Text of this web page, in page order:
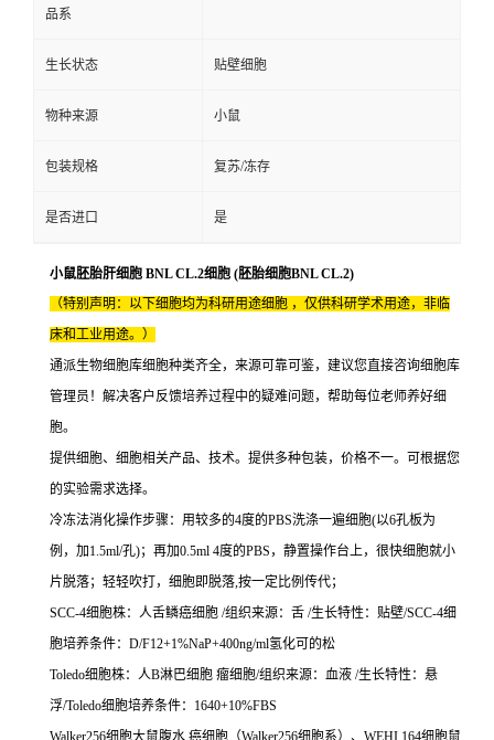
品系
生长状态 贴壁细胞
物种来源 小鼠
包装规格 复苏/冻存
是否进口 是
小鼠胚胎肝细胞 BNL CL.2细胞 (胚胎细胞BNL CL.2)
（特别声明：以下细胞均为科研用途细胞 ，仅供科研学术用途，非临
床和工业用途。）
通派生物细胞库细胞种类齐全，来源可靠可鉴，建议您直接咨询细胞库
管理员！解决客户反馈培养过程中的疑难问题，帮助每位老师养好细
胞。
提供细胞、细胞相关产品、技术。提供多种包装，价格不一。可根据您
的实验需求选择。
冷冻法消化操作步骤：用较多的4度的PBS洗涤一遍细胞(以6孔板为
例，加1.5ml/孔)；再加0.5ml 4度的PBS，静置操作台上，很快细胞就小
片脱落；轻轻吹打，细胞即脱落,按一定比例传代；
SCC-4细胞株：人舌鳞癌细胞 /组织来源：舌 /生长特性：贴壁/SCC-4细
胞培养条件：D/F12+1%NaP+400ng/ml氢化可的松
Toledo细胞株：人B淋巴细胞 瘤细胞/组织来源：血液 /生长特性：悬
浮/Toledo细胞培养条件：1640+10%FBS
Walker256细胞大鼠腹水 癌细胞（Walker256细胞系）、WEHI 164细胞鼠